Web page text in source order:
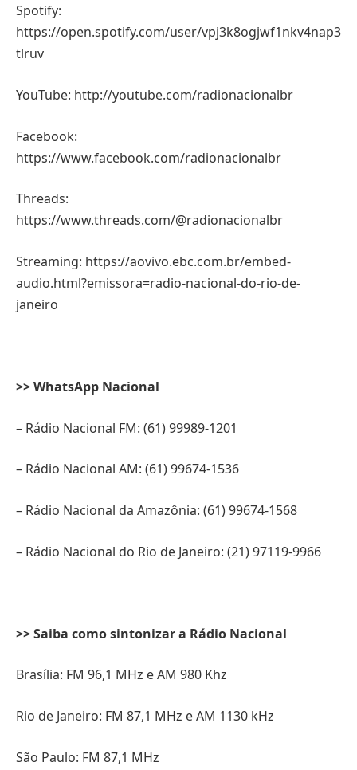
Spotify:
https://open.spotify.com/user/vpj3k8ogjwf1nkv4nap3
tlruv
YouTube: http://youtube.com/radionacionalbr
Facebook:
https://www.facebook.com/radionacionalbr
Threads:
https://www.threads.com/@radionacionalbr
Streaming: https://aovivo.ebc.com.br/embed-
audio.html?emissora=radio-nacional-do-rio-de-
janeiro
>> WhatsApp Nacional
– Rádio Nacional FM: (61) 99989-1201
– Rádio Nacional AM: (61) 99674-1536
– Rádio Nacional da Amazônia: (61) 99674-1568
– Rádio Nacional do Rio de Janeiro: (21) 97119-9966
>> Saiba como sintonizar a Rádio Nacional
Brasília: FM 96,1 MHz e AM 980 Khz
Rio de Janeiro: FM 87,1 MHz e AM 1130 kHz
São Paulo: FM 87,1 MHz